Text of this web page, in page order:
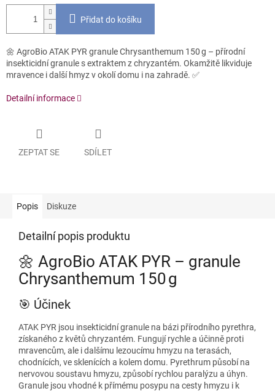
Přidat do košíku
🌼 AgroBio ATAK PYR granule Chrysanthemum 150 g – přírodní
insekticidní granule s extraktem z chryzantém. Okamžitě likviduje
mravence i další hmyz v okolí domu i na zahradě. ✅
Detailní informace
ZEPTAT SE SDÍLET
Popis Diskuze
Detailní popis produktu
🌼 AgroBio ATAK PYR – granule
Chrysanthemum 150 g
🎯 Účinek
ATAK PYR jsou insekticidní granule na bázi přírodního pyrethra,
získaného z květů chryzantém. Fungují rychle a účinně proti
mravencům, ale i dalšímu lezoucímu hmyzu na terasách,
chodnících, ve sklenících a kolem domu. Pyrethrum působí na
nervovou soustavu hmyzu, způsobí rychlou paralýzu a úhyn.
Granule jsou vhodné k přímému posypu na cesty hmyzu i k